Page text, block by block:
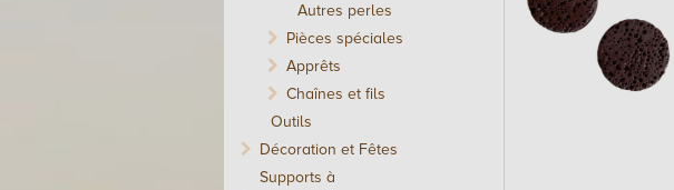
Autres perles
Pièces spéciales
Apprêts
Chaînes et fils
Outils
Décoration et Fêtes
Supports à